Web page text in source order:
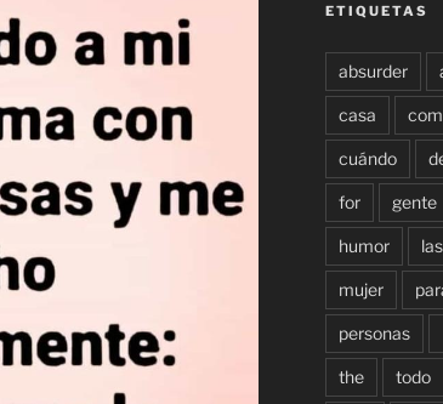
ETIQUETAS
absurder
casa
cuándo
for gente
humor las
mujer
personas
the todo